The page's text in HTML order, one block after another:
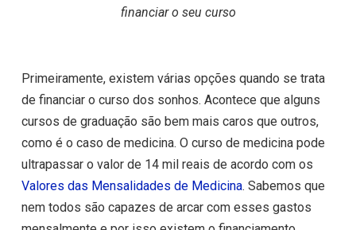
financiar o seu curso
Primeiramente, existem várias opções quando se trata
de financiar o curso dos sonhos. Acontece que alguns
cursos de graduação são bem mais caros que outros,
como é o caso de medicina. O curso de medicina pode
ultrapassar o valor de 14 mil reais de acordo com os
Valores das Mensalidades de Medicina. Sabemos que
nem todos são capazes de arcar com esses gastos